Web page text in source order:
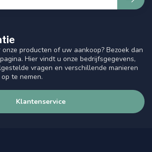
producten of uw aankoop? Bezoek dan
Hier vindt u onze bedrijfsgegevens,
vragen en verschillende manieren
te nemen.
Klantenservice